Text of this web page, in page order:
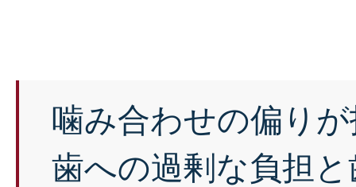
噛み合わせの偏り
歯への過剰な負担